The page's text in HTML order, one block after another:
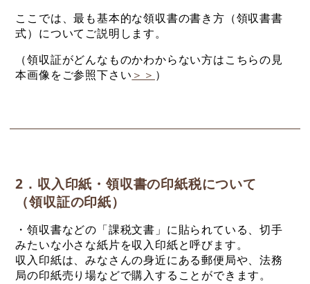
ここでは、最も基本的な領収書の書き方（領収書書
式）についてご説明します。
（領収証がどんなものかわからない方はこちらの見
本画像をご参照下さい ＞＞ ）
2．収入印紙・領収書の印紙税について
（領収証の印紙）
・領収書などの「課税文書」に貼られている、切手
みたいな小さな紙片を収入印紙と呼びます。
収入印紙は、みなさんの身近にある郵便局や、法務
局の印紙売り場などで購入することができます。